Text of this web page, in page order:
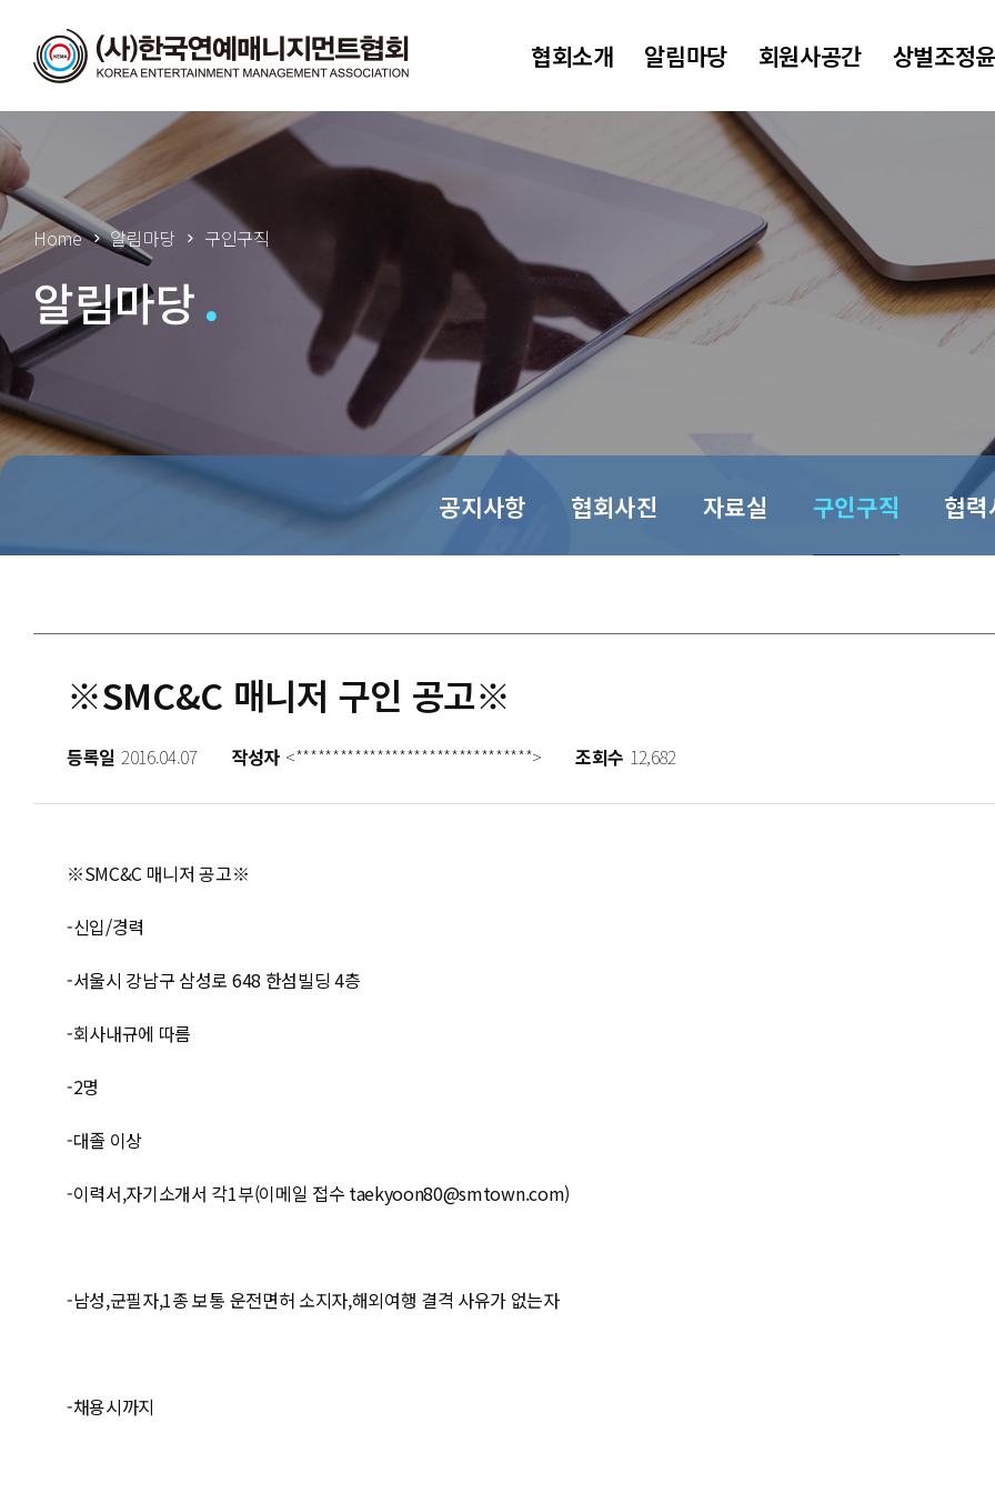
협회소개 알림마당 회원사공간 상벌조정
Home 알림마당 구인구직
알림마당
공지사항 협회사진 자료실 구인구직 협
※SMC&C 매니저 구인 공고※
등록일 2016.04.07 작성자 <********************************> 조회수 12,682
※SMC&C 매니저 공고※
-신입/경력
-서울시 강남구 삼성로 648 한섬빌딩 4층
-회사내규에 따름
-2명
-대졸 이상
-이력서,자기소개서 각1부(이메일 접수 taekyoon80@smtown.com)
-남성,군필자,1종 보통 운전면허 소지자,해외여행 결격 사유가 없는자
-채용시까지